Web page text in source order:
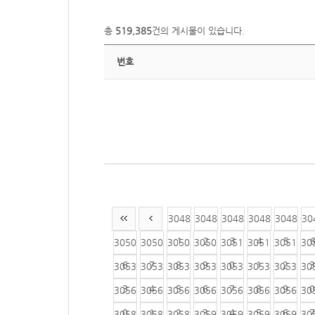
총 519,385건의 게시물이 있습니다.
번호
3048
1
3048
2
3048
3
3048
4
3048
5 6
3050
6
3050
7
3050
8
3050
9
3051
0
3051
1
3051
2 3
3053
3
3053
4
3053
5
3053
6
3053
7
3053
8
3053
9 0
3056
0
3056
1
3056
2
3056
3
3056
4
3056
5
3056
6 7